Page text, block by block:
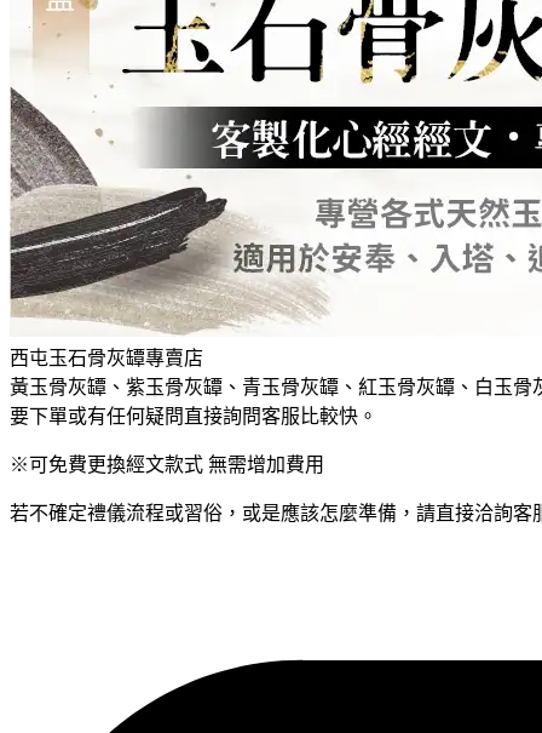
西屯玉石骨灰罈專賣店
黃玉骨灰罈、紫玉骨灰罈、青玉骨灰罈、紅玉骨灰罈、白玉
要下單或有任何疑問直接詢問客服比較快。
※可免費更換經文款式 無需增加費用
若不確定禮儀流程或習俗，或是應該怎麼準備，請直接洽詢